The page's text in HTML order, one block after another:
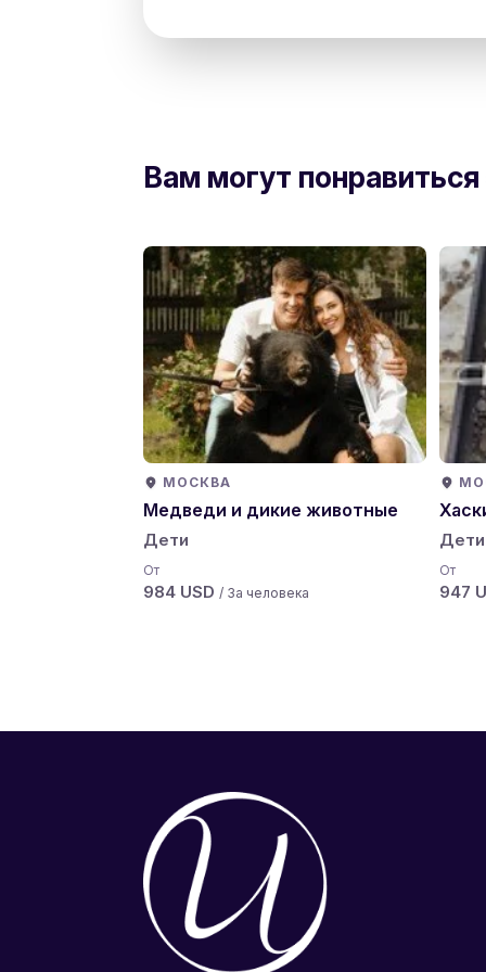
Вам могут
МОСКВА
Медведи и дикие животные
Дети
От
984 USD / За человека
Дети
От
947